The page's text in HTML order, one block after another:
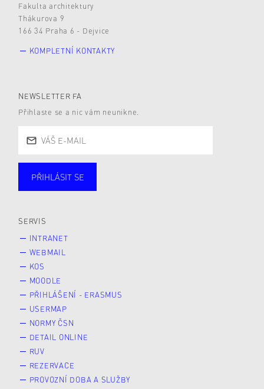
Fakulta architektury
Thákurova 9
166 34 Praha 6 - Dejvice
KOMPLETNÍ KONTAKTY
NEWSLETTER FA
Přihlaste se a nic vám neunikne.
Studující
PŘIHLÁSIT SE
SERVIS
INTRANET
WEBMAIL
KOS
MOODLE
PŘIHLÁŠENÍ - ERASMUS
USERMAP
NORMY ČSN
DETAIL ONLINE
RUV
REZERVACE
PROVOZNÍ DOBA A SLUŽBY